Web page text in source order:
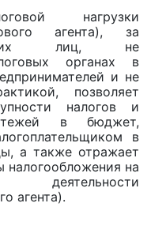
нагрузки
агента), за
лиц, не
органах в
и не
позволяет
налогов и
в бюджет,
в
а также отражает
налогообложения на
деятельности
агента).